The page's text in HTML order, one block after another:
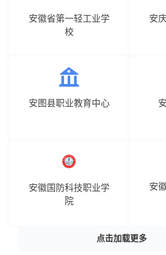
安徽省第一轻工业学
校
安
安图县职业教育中心
安徽国防科技职业学
院
安
点击加载更多